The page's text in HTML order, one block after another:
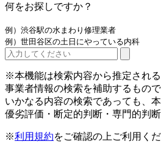
何をお探しですか？
例）渋谷駅の水まわり修理業者
例）世田谷区の土日にやっている内科
※本機能は検索内容から推定される
事業者情報の検索を補助するもので
いかなる内容の検索であっても、
優劣評価・断定的判断・専門的判断
※利用規約をご確認の上ご利用く